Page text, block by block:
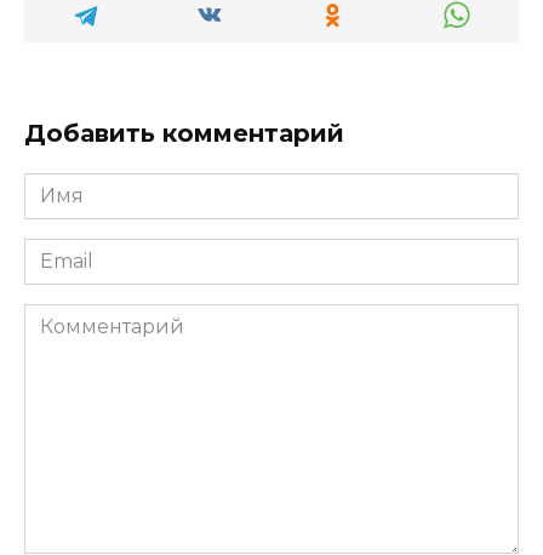
Добавить комментарий
Имя
*
Email
*
Комментарий